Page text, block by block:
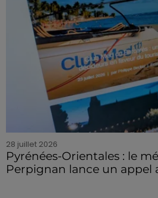
28 juillet 2026
Pyrénées-Orientales : le
Perpignan lance un appel